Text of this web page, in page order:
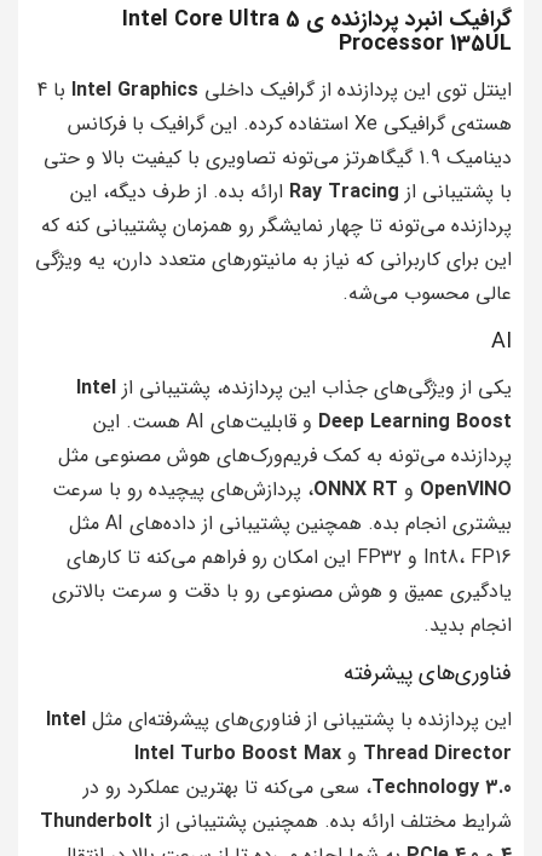
گرافیک انبرد پردازنده ی Intel Core Ultra 5
Processor 135UL
اینتل توی این پردازنده از گرافیک داخلی Intel Graphics
با 4
هسته‌ی گرافیکی Xe استفاده کرده. این گرافیک با فرکانس
دینامیک 1.9 گیگاهرتز می‌تونه تصاویری با کیفیت بالا و حتی
با پشتیبانی از Ray Tracing ارائه بده. از طرف دیگه، این
پردازنده می‌تونه تا چهار نمایشگر رو همزمان پشتیبانی کنه که
این برای کاربرانی که نیاز به مانیتورهای متعدد دارن، یه ویژگی
عالی محسوب می‌شه.
AI
یکی از ویژگی‌های جذاب این پردازنده، پشتیبانی از Intel
Deep Learning Boost
و قابلیت‌های AI هست. این
پردازنده می‌تونه به کمک فریم‌ورک‌های هوش مصنوعی مثل
OpenVINO و ONNX RT، پردازش‌های پیچیده رو با سرعت
بیشتری انجام بده. همچنین پشتیبانی از داده‌های AI مثل
Int8، FP16 و FP32 این امکان رو فراهم می‌کنه تا کارهای
یادگیری عمیق و هوش مصنوعی رو با دقت و سرعت بالاتری
انجام بدید.
فناوری‌های پیشرفته
این پردازنده با پشتیبانی از فناوری‌های پیشرفته‌ای مثل Intel
Thread Director و Intel Turbo Boost Max
Technology 3.0، سعی می‌کنه تا بهترین عملکرد رو در
شرایط مختلف ارائه بده. همچنین پشتیبانی از Thunderbolt